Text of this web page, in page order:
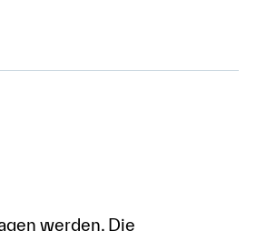
werden. Die